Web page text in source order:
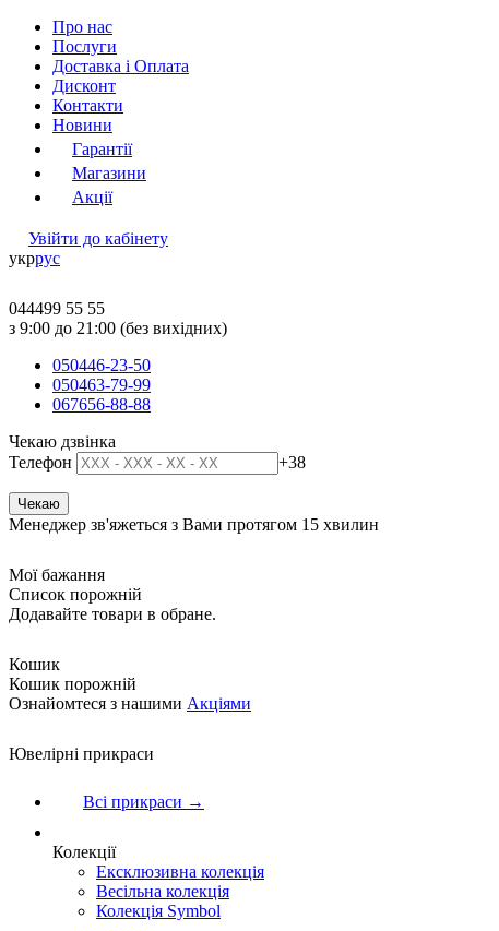
Про нас
Послуги
Доставка і Оплата
Дисконт
Контакти
Новини
Гарантії
Магазини
Акції
Увійти до кабінету
укррус
044499 55 55
з 9:00 до 21:00 (без вихідних)
050446-23-50
050463-79-99
067656-88-88
Чекаю дзвінка
Телефон
+38
Менеджер зв'яжеться з Вами протягом 15 хвилин
Мої бажання
Список порожній
Додавайте товари в обране.
Кошик
Кошик порожній
Ознайомтеся з нашими Акціями
Ювелірні прикраси
Всі прикраси →
Колекції
Ексклюзивна колекція
Весільна колекція
Колекція Symbol